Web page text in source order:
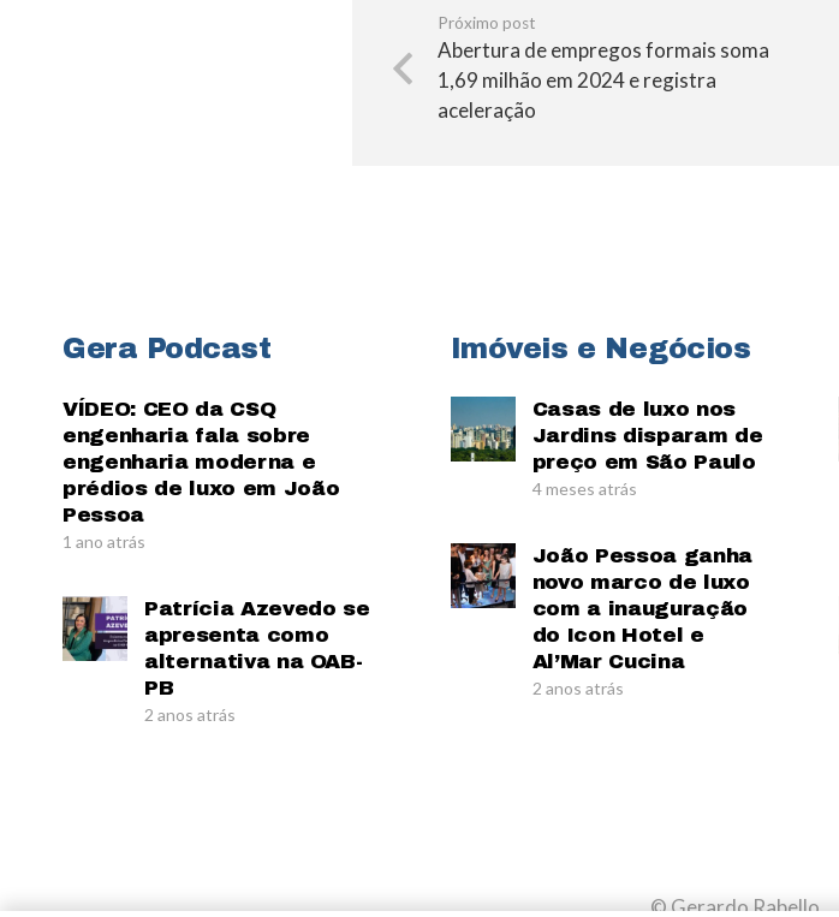
Próximo post
Abertura de empregos formais soma
1,69 milhão em 2024 e registra
aceleração
Gera Podcast
VÍDEO: CEO da CSQ
engenharia fala sobre
engenharia moderna e
prédios de luxo em João
Pessoa
1 ano atrás
Patrícia Azevedo se
apresenta como
alternativa na OAB-
PB
2 anos atrás
Imóveis e Negócios
Casas de luxo nos
Jardins disparam de
preço em São Paulo
4 meses atrás
João Pessoa ganha
novo marco de luxo
com a inauguração
do Icon Hotel e
Al’Mar Cucina
2 anos atrás
© Gerardo Rabello